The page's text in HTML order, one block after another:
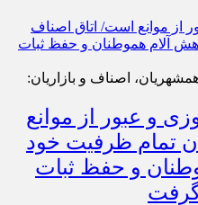
اصناف و بازاریان:
و عبور از موانع
تمام ظرفیت خود
و حفظ ثبات
گرفت